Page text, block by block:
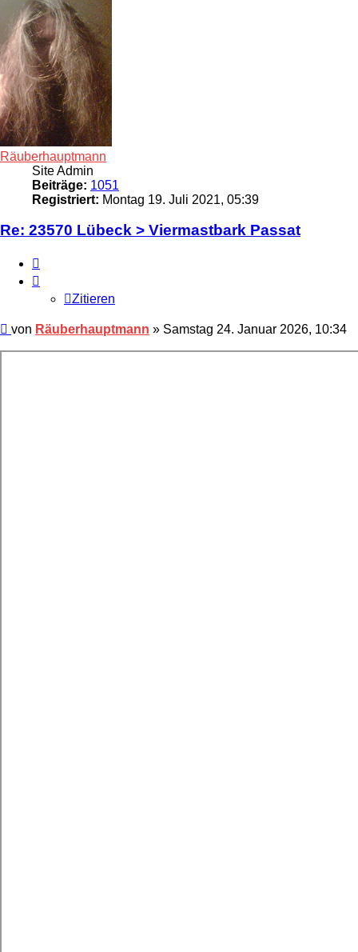
Räuberhauptmann
Site Admin
Beiträge: 1051
Registriert: Montag 19. Juli 2021, 05:39
Re: 23570 Lübeck > Viermastbark Passat
Zitieren
Beitrag
von Räuberhauptmann » Samstag 24. Januar 2026, 10:34